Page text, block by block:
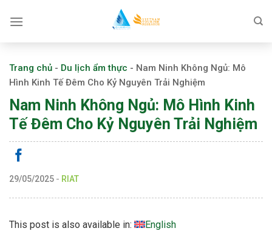
Trang chủ - Du lịch ẩm thực - Nam Ninh Không Ngủ: Mô
Hình Kinh Tế Đêm Cho Kỷ Nguyên Trải Nghiệm
Nam Ninh Không Ngủ: Mô Hình Kinh
Tế Đêm Cho Kỷ Nguyên Trải Nghiệm
29/05/2025 - RIAT
This post is also available in: English